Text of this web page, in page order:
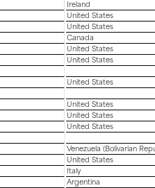
Ireland
United States
United States
Canada
United States
United States
United States
United States
United States
United States
Venezuela (Bolivarian
United States
Italy
Argentina